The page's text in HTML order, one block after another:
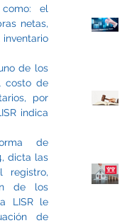
el
netas,
de los
costo de
por
indica
de
dicta las
registro,
de los
LISR le
de